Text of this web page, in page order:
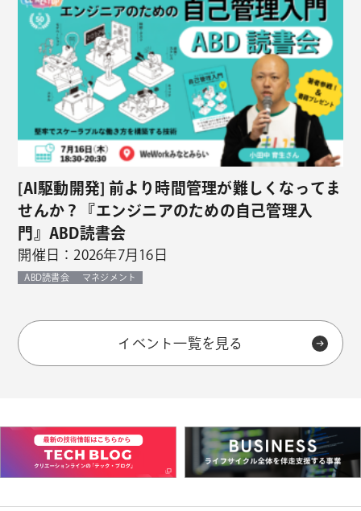
[AI駆動開発] 前より時間管理が難しくなってま
せんか？『エンジニアのための自己管理入
門』ABD読書会
開催日：2026年7月16日
ABD読書会 マネジメント
イベント一覧を見る